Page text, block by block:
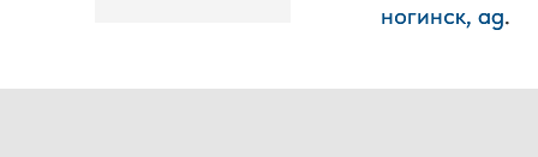
ногинск, ag.
ногинск, ag.